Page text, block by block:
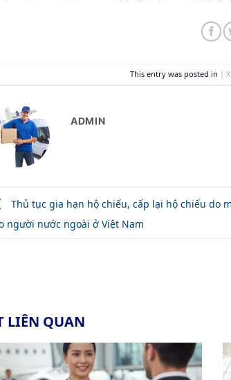
This entry was posted in |
ADMIN
Thủ tục gia hạn hộ chiếu, cấp lại hộ chiếu do
người nước ngoài ở Việt Nam
LIÊN QUAN